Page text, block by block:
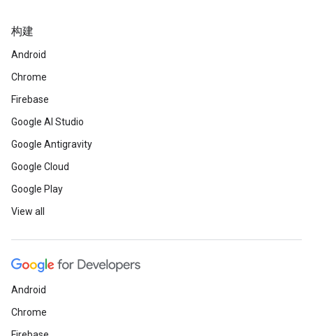
构建
Android
Chrome
Firebase
Google AI Studio
Google Antigravity
Google Cloud
Google Play
View all
Android
Chrome